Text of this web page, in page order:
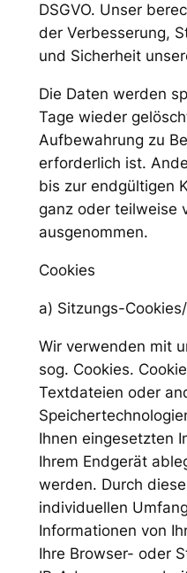
DSGVO. Unser
der Verbesserung,
und Sicherheit
Die Daten werden
Tage wieder
Aufbewahrung zu
erforderlich ist.
bis zur endgültigen
ganz oder teilweise
ausgenommen.
Cookies
a) Sitzungs-
Wir verwenden mit
sog. Cookies.
Textdateien oder
Ihnen eingesetzten
Ihrem Endgerät
werden. Durch
individuellen
Informationen von
Ihre Browser- oder